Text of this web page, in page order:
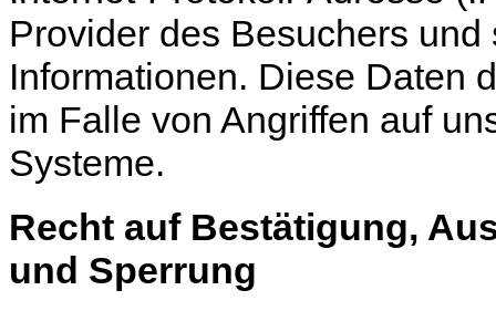
Provider des Besuchers
Informationen. Diese Daten
im Falle von Angriffen auf
Systeme.
Recht auf Bestätigung,
und Sperrung